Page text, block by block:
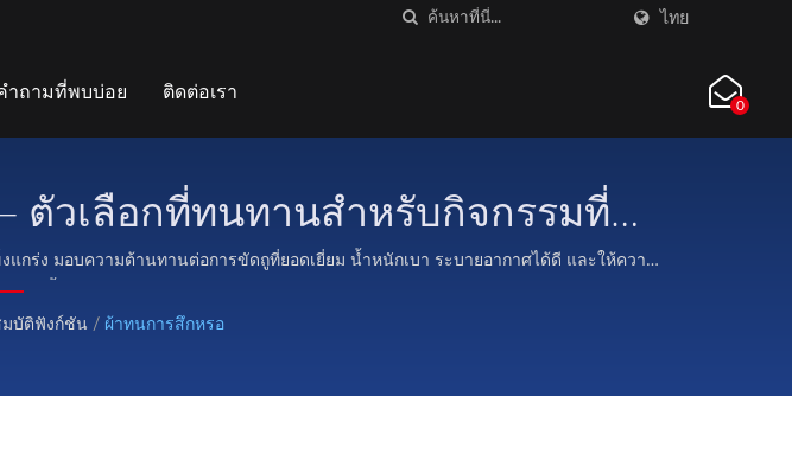
ไทย
ำถามที่พบบ่อย ติดต่อเรา
0
ตัวเลือกที่ทนทานสำหรับกิจกรรมที่
าร
กร่ง มอบความต้านทานต่อการขัดถูที่ยอดเยี่ยม น้ำหนักเบา ระบายอากาศได้ดี และให้ความ
ง เสื้อผ้าทำงาน และการใช้งานกีฬาแรงกระแทกสูง.
บัติฟังก์ชัน / ผ้าทนการสึกหรอ